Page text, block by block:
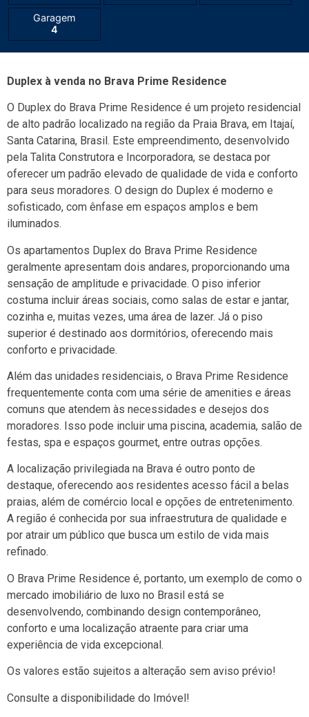
Garagem
4
Duplex à venda no Brava Prime Residence
O Duplex do Brava Prime Residence é um projeto residencial
de alto padrão localizado na região da Praia Brava, em Itajaí,
Santa Catarina, Brasil. Este empreendimento, desenvolvido
pela Talita Construtora e Incorporadora, se destaca por
oferecer um padrão elevado de qualidade de vida e conforto
para seus moradores. O design do Duplex é moderno e
sofisticado, com ênfase em espaços amplos e bem
iluminados.
Os apartamentos Duplex do Brava Prime Residence
geralmente apresentam dois andares, proporcionando uma
sensação de amplitude e privacidade. O piso inferior
costuma incluir áreas sociais, como salas de estar e jantar,
cozinha e, muitas vezes, uma área de lazer. Já o piso
superior é destinado aos dormitórios, oferecendo mais
conforto e privacidade.
Além das unidades residenciais, o Brava Prime Residence
frequentemente conta com uma série de amenities e áreas
comuns que atendem às necessidades e desejos dos
moradores. Isso pode incluir uma piscina, academia, salão de
festas, spa e espaços gourmet, entre outras opções.
A localização privilegiada na Brava é outro ponto de
destaque, oferecendo aos residentes acesso fácil a belas
praias, além de comércio local e opções de entretenimento.
A região é conhecida por sua infraestrutura de qualidade e
por atrair um público que busca um estilo de vida mais
refinado.
O Brava Prime Residence é, portanto, um exemplo de como o
mercado imobiliário de luxo no Brasil está se
desenvolvendo, combinando design contemporâneo,
conforto e uma localização atraente para criar uma
experiência de vida excepcional.
Os valores estão sujeitos a alteração sem aviso prévio!
Consulte a disponibilidade do Imóvel!